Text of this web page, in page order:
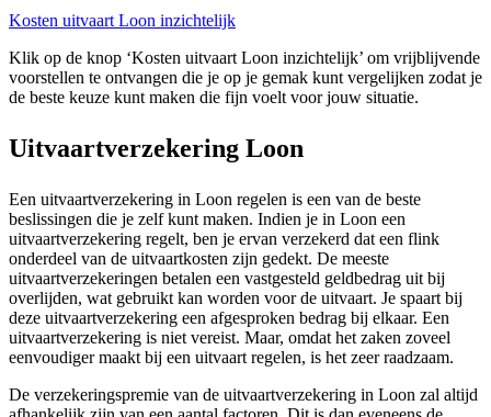
Kosten uitvaart Loon inzichtelijk
Klik op de knop ‘Kosten uitvaart Loon inzichtelijk’ om vrijblijvende
voorstellen te ontvangen die je op je gemak kunt vergelijken zodat je
de beste keuze kunt maken die fijn voelt voor jouw situatie.
Uitvaartverzekering Loon
Een uitvaartverzekering in Loon regelen is een van de beste
beslissingen die je zelf kunt maken. Indien je in Loon een
uitvaartverzekering regelt, ben je ervan verzekerd dat een flink
onderdeel van de uitvaartkosten zijn gedekt. De meeste
uitvaartverzekeringen betalen een vastgesteld geldbedrag uit bij
overlijden, wat gebruikt kan worden voor de uitvaart. Je spaart bij
deze uitvaartverzekering een afgesproken bedrag bij elkaar. Een
uitvaartverzekering is niet vereist. Maar, omdat het zaken zoveel
eenvoudiger maakt bij een uitvaart regelen, is het zeer raadzaam.
De verzekeringspremie van de uitvaartverzekering in Loon zal altijd